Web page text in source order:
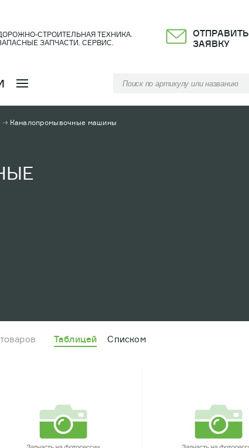
СТРОИТЕЛЬНАЯ ТЕХНИКА.
ЗАПЧАСТИ. СЕРВИС.
ОТПРАВИТЬ
ЗАЯВКУ
Каналопромывочные машины
Таблицей Списком